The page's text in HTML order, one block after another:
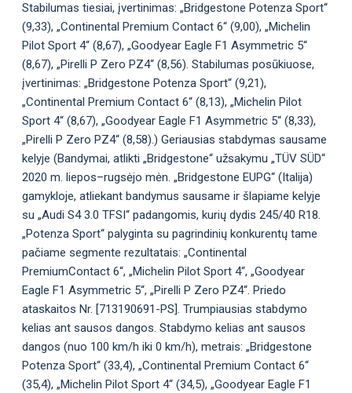
Stabilumas tiesiai, įvertinimas: „Bridgestone Potenza Sport“
(9,33), „Continental Premium Contact 6“ (9,00), „Michelin
Pilot Sport 4“ (8,67), „Goodyear Eagle F1 Asymmetric 5“
(8,67), „Pirelli P Zero PZ4“ (8,56). Stabilumas posūkiuose,
įvertinimas: „Bridgestone Potenza Sport“ (9,21),
„Continental Premium Contact 6“ (8,13), „Michelin Pilot
Sport 4“ (8,67), „Goodyear Eagle F1 Asymmetric 5“ (8,33),
„Pirelli P Zero PZ4“ (8,58).) Geriausias stabdymas sausame
kelyje (Bandymai, atlikti „Bridgestone“ užsakymu „TÜV SÜD“
2020 m. liepos–rugsėjo mėn. „Bridgestone EUPG“ (Italija)
gamykloje, atliekant bandymus sausame ir šlapiame kelyje
su „Audi S4 3.0 TFSI“ padangomis, kurių dydis 245/40 R18.
„Potenza Sport“ palyginta su pagrindinių konkurentų tame
pačiame segmente rezultatais: „Continental
PremiumContact 6“, „Michelin Pilot Sport 4“, „Goodyear
Eagle F1 Asymmetric 5“, „Pirelli P Zero PZ4“. Priedo
ataskaitos Nr. [713190691-PS]. Trumpiausias stabdymo
kelias ant sausos dangos. Stabdymo kelias ant sausos
dangos (nuo 100 km/h iki 0 km/h), metrais: „Bridgestone
Potenza Sport“ (33,4), „Continental Premium Contact 6“
(35,4), „Michelin Pilot Sport 4“ (34,5), „Goodyear Eagle F1